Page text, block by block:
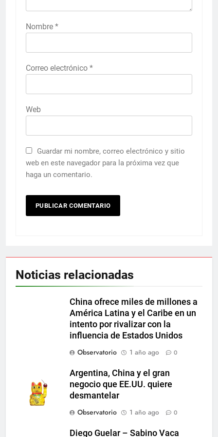
Nombre *
Correo electrónico *
Web
Guardar mi nombre, correo electrónico y sitio
web en este navegador para la próxima vez que
haga un comentario.
Noticias relacionadas
China ofrece miles de millones a
América Latina y el Caribe en un
intento por rivalizar con la
influencia de Estados Unidos
Observatorio
1 año ago 0
Argentina, China y el gran
negocio que EE.UU. quiere
desmantelar
Observatorio
1 año ago 0
Diego Guelar – Sabino Vaca